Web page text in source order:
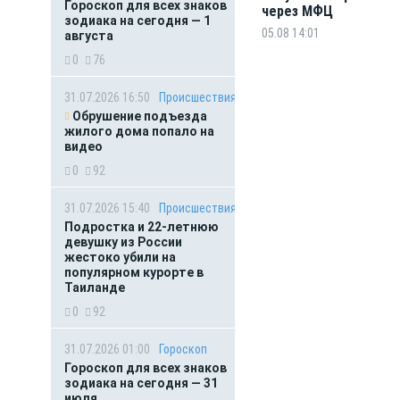
Гороскоп для всех знаков
зодиака на сегодня — 1
августа
0
76
31.07.2026 16:50
Происшествия
Обрушение подъезда
жилого дома попало на
видео
0
92
31.07.2026 15:40
Происшествия
Подростка и 22-летнюю
девушку из России
жестоко убили на
популярном курорте в
Таиланде
0
92
31.07.2026 01:00
Гороскоп
Гороскоп для всех знаков
зодиака на сегодня — 31
через МФЦ
05.08 14:01